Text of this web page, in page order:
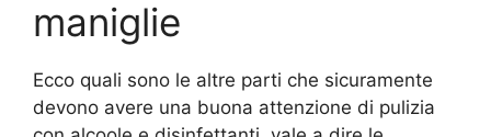
maniglie
Ecco quali sono le altre parti che sicuramente
devono avere una buona attenzione di pulizia